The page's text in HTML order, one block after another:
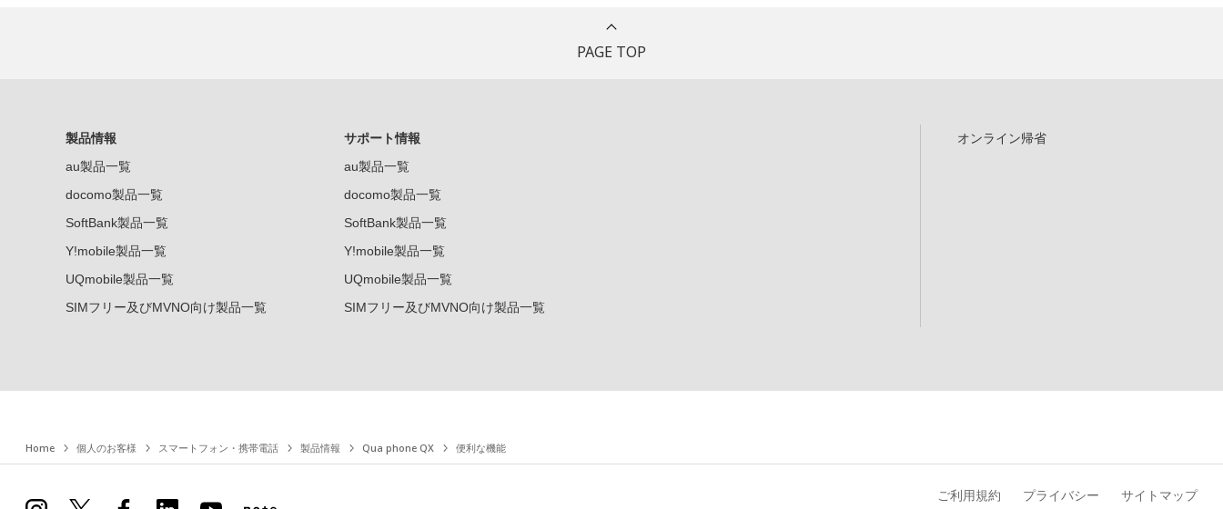
PAGE TOP
製品情報
au製品一覧
docomo製品一覧
SoftBank製品一覧
Y!mobile製品一覧
UQmobile製品一覧
SIMフリー及びMVNO向け製品一覧
サポート情報
au製品一覧
docomo製品一覧
SoftBank製品一覧
Y!mobile製品一覧
UQmobile製品一覧
SIMフリー及びMVNO向け製品一覧
オンライン帰省
Home 個人のお客様 スマートフォン・携帯電話 製品情報 Qua phone QX 便利な機能
ご利用規約 プライバシー サイトマップ